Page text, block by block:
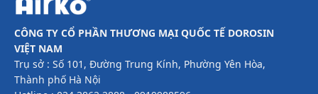
CÔNG TY CỔ PHẦN THƯƠNG MẠI QUỐC TẾ DOROSIN
VIỆT NAM
Trụ sở : Số 101, Đường Trung Kính, Phường Yên Hòa,
Thành phố Hà Nội